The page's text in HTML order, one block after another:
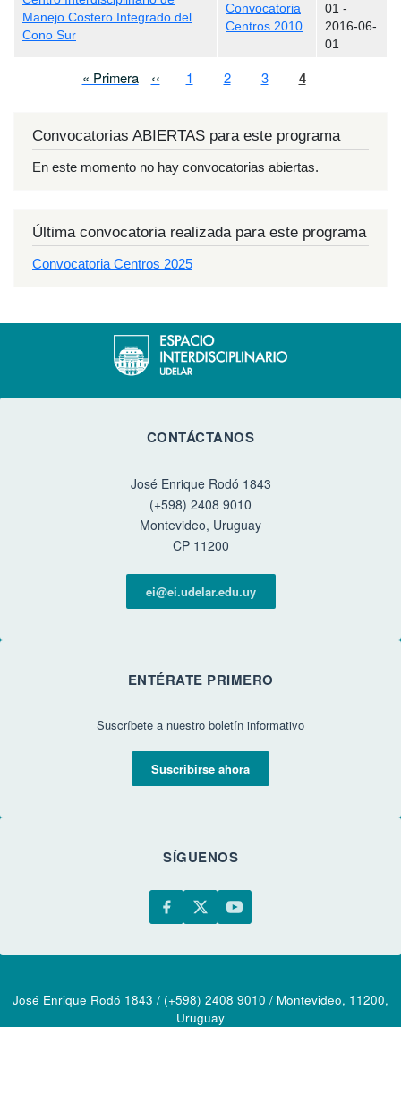
Manejo Costero Integrado del
Cono Sur
Convocatoria
Centros 2010
01 -
2016-06-
01
PaginaciónPrimera página
« Primera Página anterior
‹‹ Page
1 Page
2 Page
3 Página actual
4
Convocatorias ABIERTAS para este programa
En este momento no hay convocatorias abiertas.
Última convocatoria realizada para este programa
Convocatoria Centros 2025
CONTÁCTANOS
José Enrique Rodó 1843
(+598) 2408 9010
Montevideo, Uruguay
CP 11200
ei@ei.udelar.edu.uy
ENTÉRATE PRIMERO
Suscríbete a nuestro boletín informativo
Suscribirse ahora
SÍGUENOS
José Enrique Rodó 1843 / (+598) 2408 9010 / Montevideo, 11200,
Uruguay